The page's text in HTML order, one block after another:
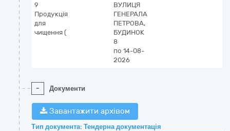
9
Продукція
для
чищення (
ВУЛИЦЯ
ГЕНЕРАЛА
ПЕТРОВА,
БУДИНОК
8
по 14-08-
2026
- Документи
Завантажити архівом
Тип документа: Тендерна документація